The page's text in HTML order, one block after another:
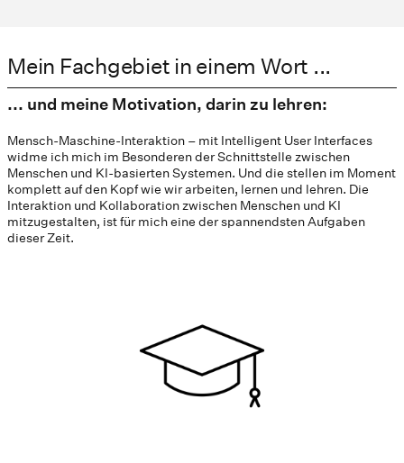
Mein Fachgebiet in einem Wort ...
... und meine Motivation, darin zu lehren:
Mensch-Maschine-Interaktion – mit Intelligent User Interfaces
widme ich mich im Besonderen der Schnittstelle zwischen
Menschen und KI-basierten Systemen. Und die stellen im Moment
komplett auf den Kopf wie wir arbeiten, lernen und lehren. Die
Interaktion und Kollaboration zwischen Menschen und KI
mitzugestalten, ist für mich eine der spannendsten Aufgaben
dieser Zeit.